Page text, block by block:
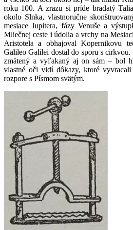
roku 100. A zrazu si príde bradatý
okolo Slnka, vlastnoručne
mesiace Jupitera, fázy Venuše a
Mliečnej ceste i údolia a vrchy na
Aristotela a obhajoval Kopernikovu
Galileo Galilei dostal do sporu s
zmätený a vyľakaný aj on sám – bol
vlastné oči vidí dôkazy, ktoré
rozpore s Písmom svätým.